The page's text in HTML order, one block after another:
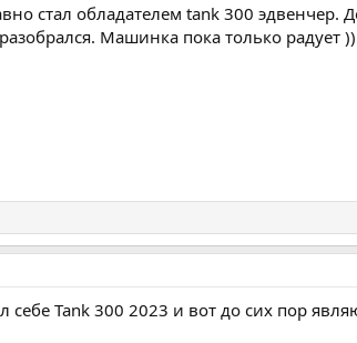
стал обладателем tank 300 эдвенчер.
Машинка пока только радует ))
себе Tank 300 2023 и вот до сих пор